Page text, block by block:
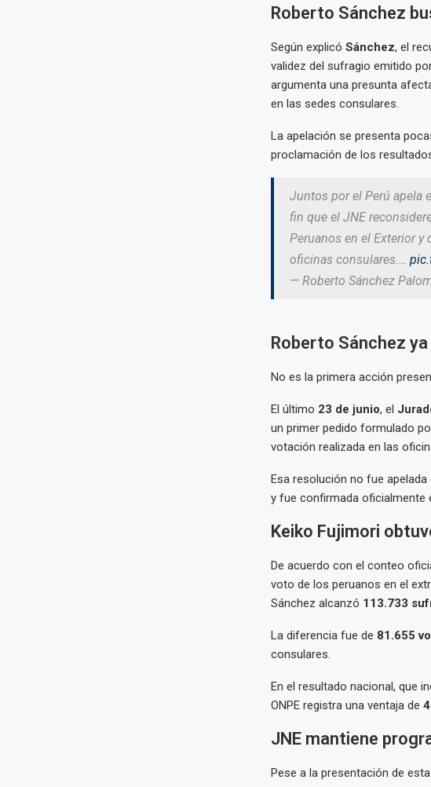
Roberto Sánchez
Según explicó Sánchez, el
validez del sufragio emitido
argumenta una presunta
en las sedes consulares.
La apelación se presenta
proclamación de los
Juntos por el Perú apela
fin que el JNE
Peruanos en el Exterior y
oficinas consulares.…
— Roberto Sánchez
Roberto Sánchez
No es la primera acción
El último 23 de junio, el
un primer pedido formulado
votación realizada en las
Esa resolución no fue
y fue confirmada oficialmente
Keiko Fujimori
De acuerdo con el conteo
voto de los peruanos en el
Sánchez alcanzó 113.733
La diferencia fue de 81.655
consulares.
En el resultado nacional, que
ONPE registra una ventaja de
JNE mantiene
Pese a la presentación de